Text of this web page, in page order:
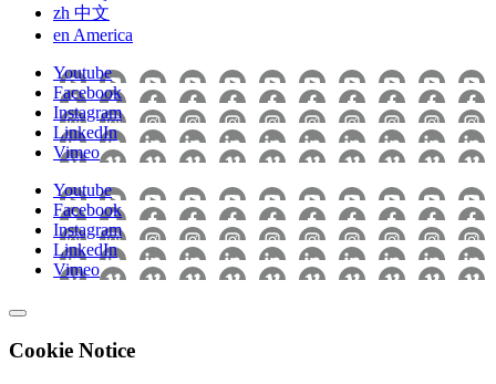
zh 中文
en America
Youtube
Facebook
Instagram
LinkedIn
Vimeo
Youtube
Facebook
Instagram
LinkedIn
Vimeo
Cookie Notice